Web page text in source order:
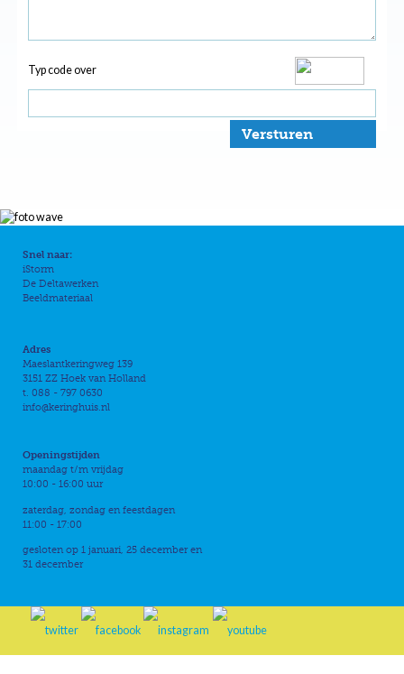
Typ code over
Versturen
Snel naar:
iStorm
De Deltawerken
Beeldmateriaal
Adres
Maeslantkeringweg 139
3151 ZZ Hoek van Holland
t. 088 - 797 0630
info@keringhuis.nl
Openingstijden
maandag t/m vrijdag
10:00 - 16:00 uur
zaterdag, zondag en feestdagen
11:00 - 17:00
gesloten op 1 januari, 25 december en
31 december